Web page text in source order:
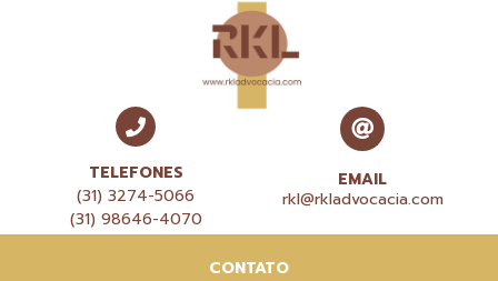
TELEFONES
(31) 3274-5066
(31) 98646-4070
EMAIL
rkl@rkladvocacia.com
CONTATO